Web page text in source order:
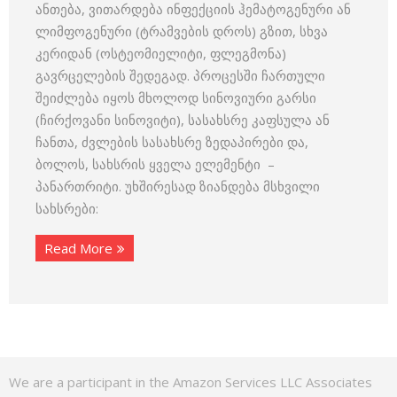
ანთება, ვითარდება ინფექციის ჰემატოგენური ან
ლიმფოგენური (ტრამვების დროს) გზით, სხვა
კერიდან (ოსტეომიელიტი, ფლეგმონა)
გავრცელების შედეგად. პროცესში ჩართული
შეიძლება იყოს მხოლოდ სინოვიური გარსი
(ჩირქოვანი სინოვიტი), სასახსრე კაფსულა ან
ჩანთა, ძვლების სასახსრე ზედაპირები და,
ბოლოს, სახსრის ყველა ელემენტი –
პანართრიტი. უხშირესად ზიანდება მსხვილი
სახსრები:
Read More
We are a participant in the Amazon Services LLC Associates